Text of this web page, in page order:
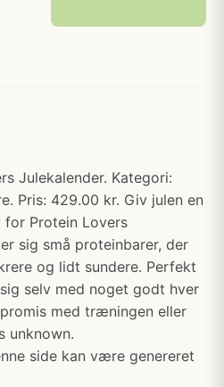
Julekalender. Kategori:
Pris: 429.00 kr. Giv julen en
for Protein Lovers
sig små proteinbarer, der
og lidt sundere. Perfekt
selv med noget godt hver
med træningen eller
unknown.
side kan være genereret